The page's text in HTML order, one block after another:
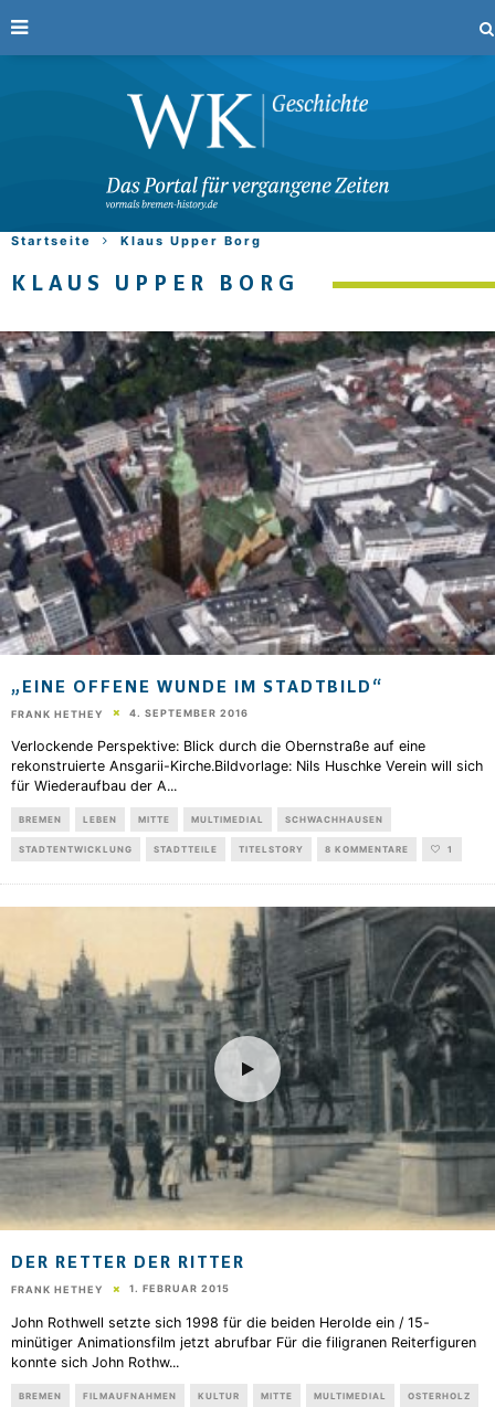
Startseite Klaus Upper Borg
KLAUS UPPER BORG
„EINE OFFENE WUNDE IM STADTBILD“
FRANK HETHEY 4. SEPTEMBER 2016
Verlockende Perspektive: Blick durch die Obernstraße auf eine
rekonstruierte Ansgarii-Kirche.Bildvorlage: Nils Huschke Verein will sich
für Wiederaufbau der A...
BREMEN LEBEN MITTE MULTIMEDIAL SCHWACHHAUSEN
STADTENTWICKLUNG STADTTEILE TITELSTORY 8 KOMMENTARE 1
DER RETTER DER RITTER
FRANK HETHEY 1. FEBRUAR 2015
John Rothwell setzte sich 1998 für die beiden Herolde ein / 15-
minütiger Animationsfilm jetzt abrufbar Für die filigranen Reiterfiguren
konnte sich John Rothw...
BREMEN FILMAUFNAHMEN KULTUR MITTE MULTIMEDIAL OSTERHOLZ